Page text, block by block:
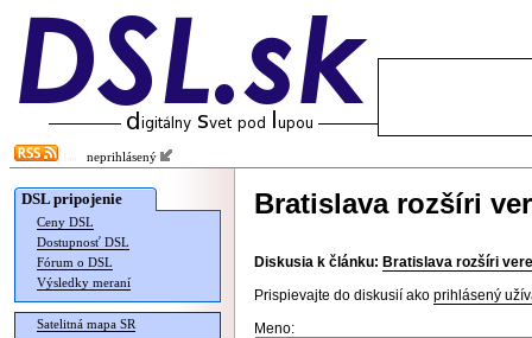
neprihlásený
DSL pripojenie
Ceny DSL
Dostupnosť DSL
Fórum o DSL
Výsledky meraní
Satelitná mapa SR
Bratislava rozšíri
Diskusia k článku: Bratislava rozšíri
Prispievajte do diskusií ako prihlásený
Meno: